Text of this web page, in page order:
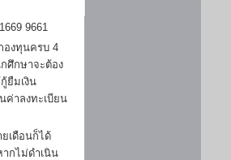
9661
งทุนครบ 4
ศึกษาจะต้อง
ยืมเงิน
ค่าลงทะเบียน
เดือนก็ได้
กไม่ดำเนิน